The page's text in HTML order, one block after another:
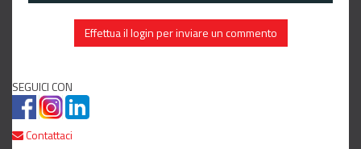
Effettua il login per inviare un commento
SEGUICI CON
Contattaci